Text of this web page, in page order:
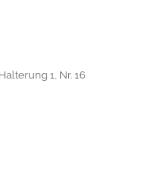
1, Nr. 16